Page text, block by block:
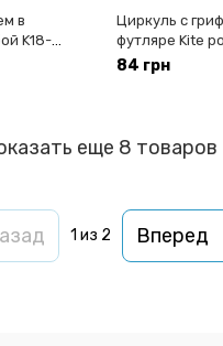
в
K18-
Циркуль с
футляре Kite
383-10, 38447
84 грн
еще 8 товаров
1 из 2 Вперед